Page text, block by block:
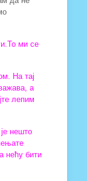
ми се
На тај
а
лепим
нешто
нећу бити